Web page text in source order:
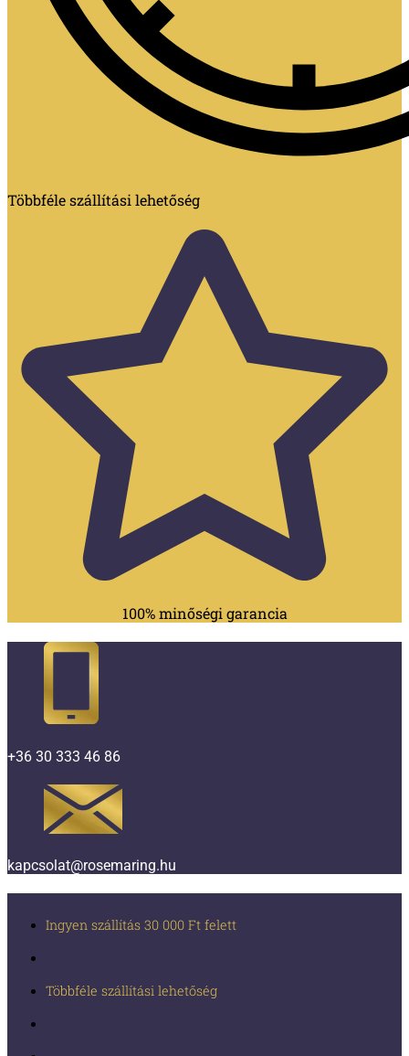
Többféle szállítási lehetőség
100% minőségi garancia
+36 30 333 46 86
kapcsolat@rosemaring.hu
Ingyen szállítás 30 000 Ft felett
Többféle szállítási lehetőség